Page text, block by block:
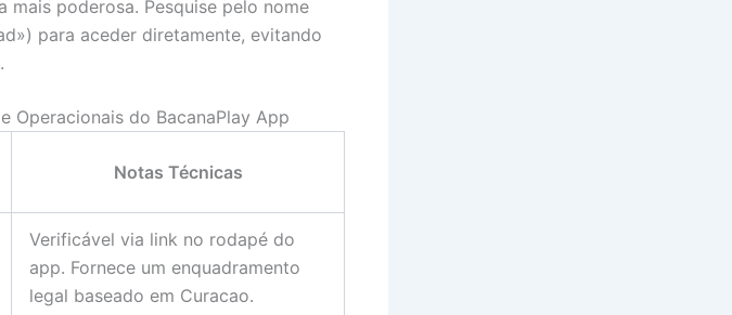
mais poderosa. Pesquise pelo nome
para aceder diretamente, evitando
Operacionais do BacanaPlay App
Notas Técnicas
Verificável via link no rodapé do
app. Fornece um enquadramento
legal baseado em Curacao.